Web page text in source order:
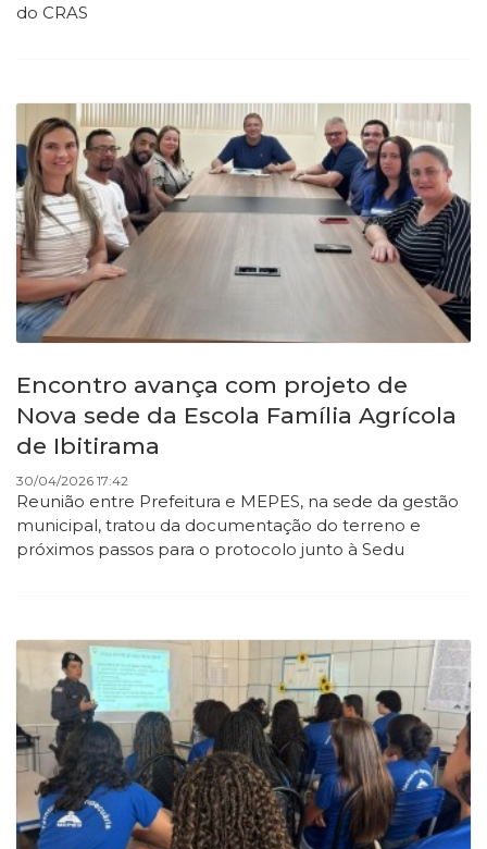
do CRAS
Encontro avança com projeto de
Nova sede da Escola Família Agrícola
de Ibitirama
30/04/2026 17:42
Reunião entre Prefeitura e MEPES, na sede da gestão
municipal, tratou da documentação do terreno e
próximos passos para o protocolo junto à Sedu